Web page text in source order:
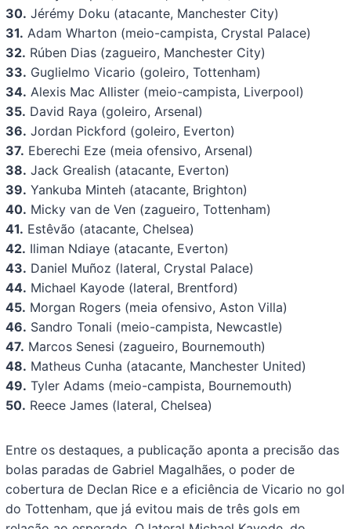
30. Jérémy Doku (atacante, Manchester City)
31. Adam Wharton (meio-campista, Crystal Palace)
32. Rúben Dias (zagueiro, Manchester City)
33. Guglielmo Vicario (goleiro, Tottenham)
34. Alexis Mac Allister (meio-campista, Liverpool)
35. David Raya (goleiro, Arsenal)
36. Jordan Pickford (goleiro, Everton)
37. Eberechi Eze (meia ofensivo, Arsenal)
38. Jack Grealish (atacante, Everton)
39. Yankuba Minteh (atacante, Brighton)
40. Micky van de Ven (zagueiro, Tottenham)
41. Estêvão (atacante, Chelsea)
42. Iliman Ndiaye (atacante, Everton)
43. Daniel Muñoz (lateral, Crystal Palace)
44. Michael Kayode (lateral, Brentford)
45. Morgan Rogers (meia ofensivo, Aston Villa)
46. Sandro Tonali (meio-campista, Newcastle)
47. Marcos Senesi (zagueiro, Bournemouth)
48. Matheus Cunha (atacante, Manchester United)
49. Tyler Adams (meio-campista, Bournemouth)
50. Reece James (lateral, Chelsea)
Entre os destaques, a publicação aponta a precisão das
bolas paradas de Gabriel Magalhães, o poder de
cobertura de Declan Rice e a eficiência de Vicario no gol
do Tottenham, que já evitou mais de três gols em